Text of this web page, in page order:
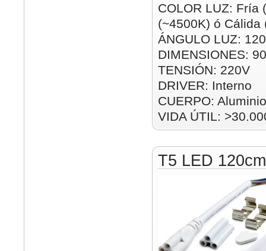
COLOR LUZ: Fría
(~4500K) ó Cálida
ÁNGULO LUZ:
DIMENSIONES:
TENSIÓN: 220V
DRIVER: Interno
CUERPO: Aluminio
VIDA ÚTIL:
T5 LED